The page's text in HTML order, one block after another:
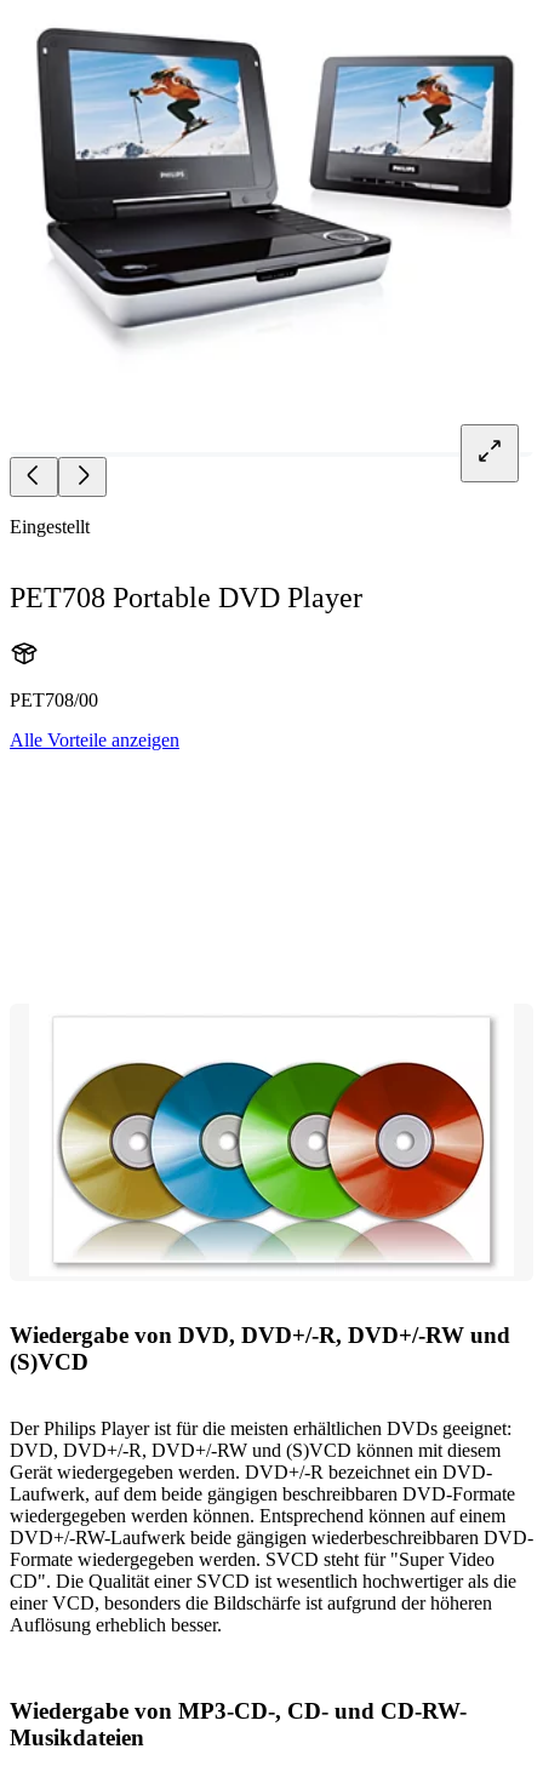
Eingestellt
PET708 Portable DVD Player
PET708/00
Alle Vorteile anzeigen
Wiedergabe von DVD, DVD+/-R, DVD+/-RW und
(S)VCD
Der Philips Player ist für die meisten erhältlichen DVDs geeignet:
DVD, DVD+/-R, DVD+/-RW und (S)VCD können mit diesem
Gerät wiedergegeben werden. DVD+/-R bezeichnet ein DVD-
Laufwerk, auf dem beide gängigen beschreibbaren DVD-Formate
wiedergegeben werden können. Entsprechend können auf einem
DVD+/-RW-Laufwerk beide gängigen wiederbeschreibbaren DVD-
Formate wiedergegeben werden. SVCD steht für "Super Video
CD". Die Qualität einer SVCD ist wesentlich hochwertiger als die
einer VCD, besonders die Bildschärfe ist aufgrund der höheren
Auflösung erheblich besser.
Wiedergabe von MP3-CD-, CD- und CD-RW-
Musikdateien